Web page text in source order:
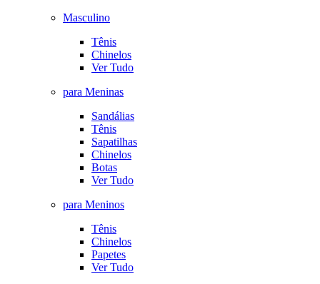
Masculino
Tênis
Chinelos
Ver Tudo
para Meninas
Sandálias
Tênis
Sapatilhas
Chinelos
Botas
Ver Tudo
para Meninos
Tênis
Chinelos
Papetes
Ver Tudo